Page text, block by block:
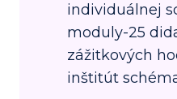
individuálnej
moduly-25
zážitkových
inštitút